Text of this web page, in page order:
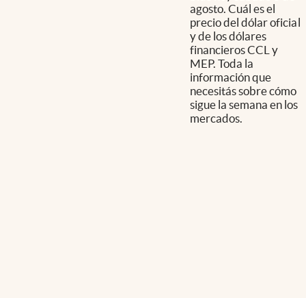
agosto. Cuál es el
precio del dólar oficial
y de los dólares
financieros CCL y
MEP. Toda la
información que
necesitás sobre cómo
sigue la semana en los
mercados.